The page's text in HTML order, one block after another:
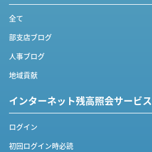
全て
部支店ブログ
人事ブログ
地域貢献
インターネット残高照会サービス
ログイン
初回ログイン時必読